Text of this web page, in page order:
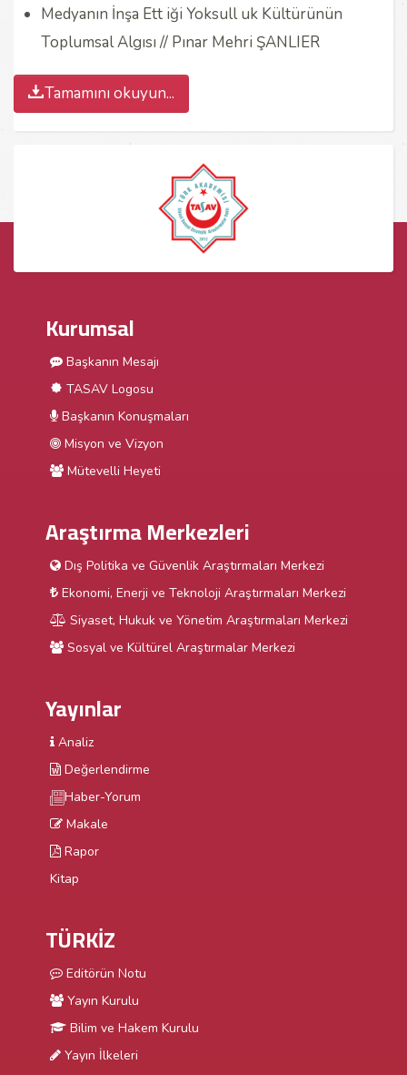
Medyanın İnşa Ett iği Yoksull uk Kültürünün
Toplumsal Algısı // Pınar Mehri ŞANLIER
Tamamını okuyun...
Kurumsal
Başkanın Mesajı
TASAV Logosu
Başkanın Konuşmaları
Misyon ve Vizyon
Mütevelli Heyeti
Araştırma Merkezleri
Dış Politika ve Güvenlik Araştırmaları Merkezi
Ekonomi, Enerji ve Teknoloji Araştırmaları Merkezi
Siyaset, Hukuk ve Yönetim Araştırmaları Merkezi
Sosyal ve Kültürel Araştırmalar Merkezi
Yayınlar
Analiz
Değerlendirme
Haber-Yorum
Makale
Rapor
Kitap
TÜRKİZ
Editörün Notu
Yayın Kurulu
Bilim ve Hakem Kurulu
Yayın İlkeleri